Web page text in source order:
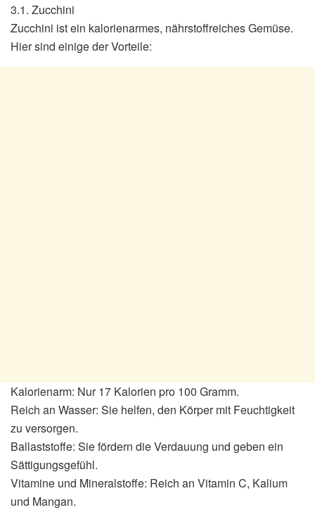
3.1. Zucchini
Zucchini ist ein kalorienarmes, nährstoffreiches Gemüse.
Hier sind einige der Vorteile:
Kalorienarm: Nur 17 Kalorien pro 100 Gramm.
Reich an Wasser: Sie helfen, den Körper mit Feuchtigkeit
zu versorgen.
Ballaststoffe: Sie fördern die Verdauung und geben ein
Sättigungsgefühl.
Vitamine und Mineralstoffe: Reich an Vitamin C, Kalium
und Mangan.